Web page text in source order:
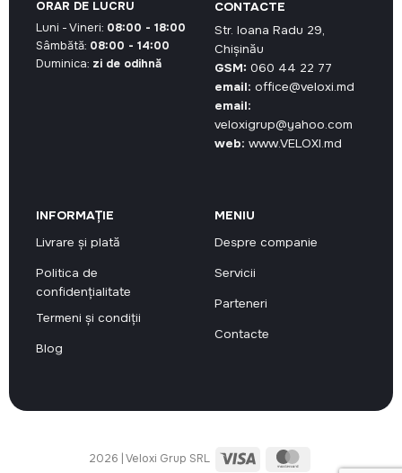
CONTACTE
Str. Ioana Radu 29,
Chișinău
GSM: 060 44 22 77
email: office@veloxi.md
email:
veloxigrup@yahoo.com
web: www.VELOXI.md
INFORMAȚIE
Livrare și plată
Politica de
confidențialitate
Termeni și condiții
Blog
MENIU
Despre companie
Servicii
Parteneri
Contacte
ORAR DE LUCRU
Luni - Vineri: 08:00 - 18:00
Sâmbătă: 08:00 - 14:00
Duminica: zi de odihnă
2026 | Veloxi Grup SRL Visa